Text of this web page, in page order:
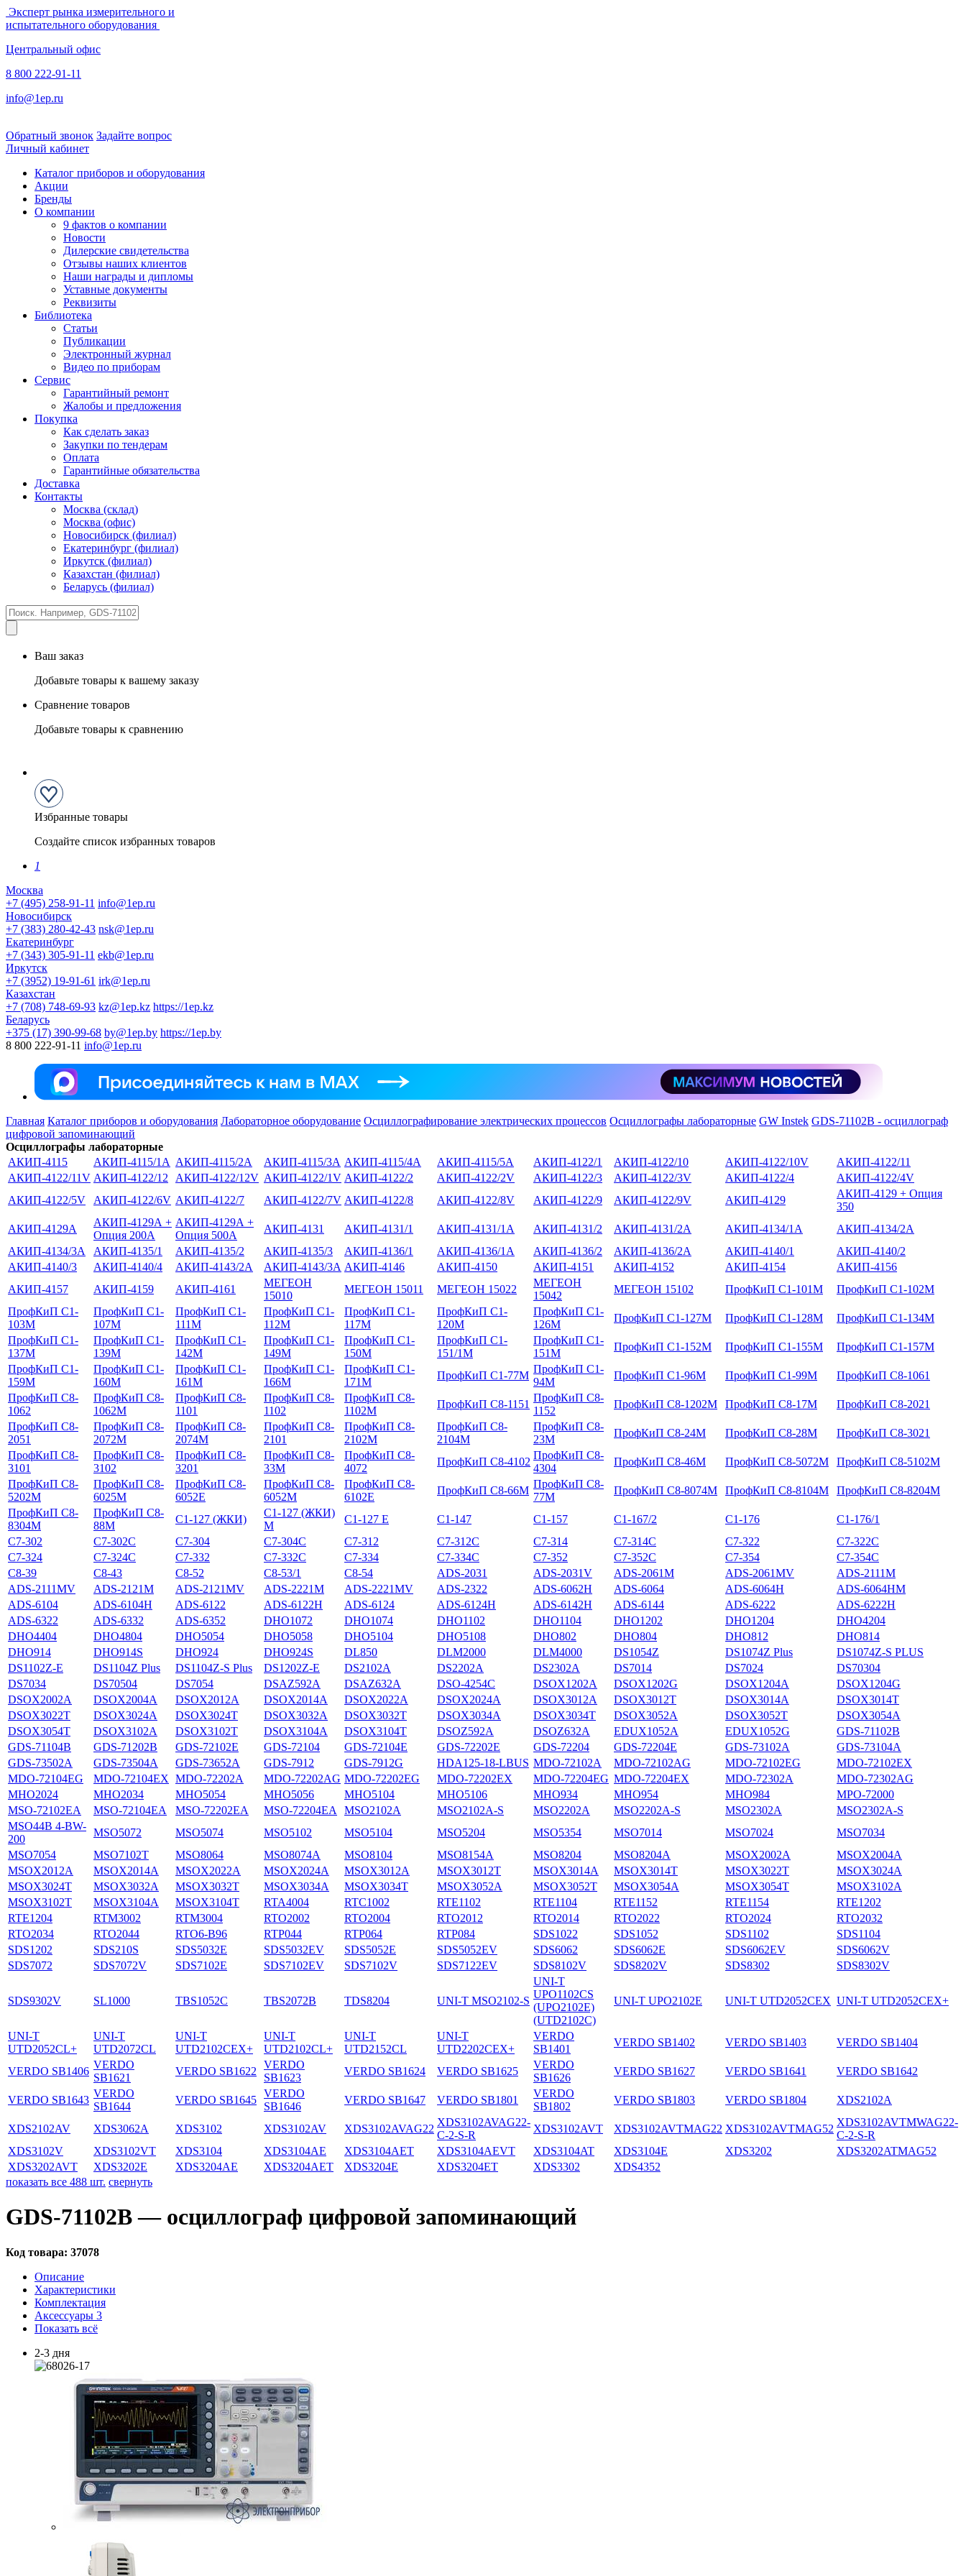
Эксперт рынка измерительного и
испытательного оборудования
Центральный офис
8 800 222-91-11
info@1ep.ru
Обратный звонок Задайте вопрос
Личный кабинет
Каталог приборов и оборудования
Акции
Бренды
О компании
9 фактов о компании
Новости
Дилерские свидетельства
Отзывы наших клиентов
Наши награды и дипломы
Уставные документы
Реквизиты
Библиотека
Статьи
Публикации
Электронный журнал
Видео по приборам
Сервис
Гарантийный ремонт
Жалобы и предложения
Покупка
Как сделать заказ
Закупки по тендерам
Оплата
Гарантийные обязательства
Доставка
Контакты
Москва (склад)
Москва (офис)
Новосибирск (филиал)
Екатеринбург (филиал)
Иркутск (филиал)
Казахстан (филиал)
Беларусь (филиал)
Ваш заказ
Добавьте товары к вашему заказу
Сравнение товаров
Добавьте товары к сравнению
Избранные товары
Создайте список избранных товаров
1
Москва
+7 (495) 258-91-11 info@1ep.ru
Новосибирск
+7 (383) 280-42-43 nsk@1ep.ru
Екатеринбург
+7 (343) 305-91-11 ekb@1ep.ru
Иркутск
+7 (3952) 19-91-61 irk@1ep.ru
Казахстан
+7 (708) 748-69-93 kz@1ep.kz https://1ep.kz
Беларусь
+375 (17) 390-99-68 by@1ep.by https://1ep.by
8 800 222-91-11 info@1ep.ru
Главная Каталог приборов и оборудования Лабораторное оборудование Осциллографирование электрических процессов Осциллографы лабораторные GW Instek GDS-71102B - осциллограф
цифровой запоминающий
Осциллографы лабораторные
АКИП-4115
АКИП-4115/1А АКИП-4115/2А АКИП-4115/3А АКИП-4115/4А АКИП-4115/5А АКИП-4122/1 АКИП-4122/10 АКИП-4122/10V
АКИП-4122/11
АКИП-4122/11V АКИП-4122/12 АКИП-4122/12V АКИП-4122/1V АКИП-4122/2 АКИП-4122/2V АКИП-4122/3 АКИП-4122/3V АКИП-4122/4
АКИП-4122/4V
АКИП-4122/5V
АКИП-4122/6V АКИП-4122/7 АКИП-4122/7V АКИП-4122/8 АКИП-4122/8V АКИП-4122/9 АКИП-4122/9V АКИП-4129
АКИП-4129 + Опция
350
АКИП-4129А
АКИП-4129А +
Опция 200А
АКИП-4129А +
Опция 500А
АКИП-4131 АКИП-4131/1 АКИП-4131/1А АКИП-4131/2 АКИП-4131/2А АКИП-4134/1А
АКИП-4134/2А
АКИП-4134/3А
АКИП-4135/1 АКИП-4135/2 АКИП-4135/3 АКИП-4136/1 АКИП-4136/1А АКИП-4136/2 АКИП-4136/2А АКИП-4140/1
АКИП-4140/2
АКИП-4140/3
АКИП-4140/4 АКИП-4143/2А АКИП-4143/3А АКИП-4146 АКИП-4150 АКИП-4151 АКИП-4152 АКИП-4154
АКИП-4156
АКИП-4157
АКИП-4159 АКИП-4161
МЕГЕОН
15010
МЕГЕОН 15011 МЕГЕОН 15022
МЕГЕОН
15042
МЕГЕОН 15102 ПрофКиП С1-101М
ПрофКиП С1-102М
ПрофКиП С1-
103М
ПрофКиП С1-
107М
ПрофКиП С1-
111М
ПрофКиП С1-
112М
ПрофКиП С1-
117М
ПрофКиП С1-
120М
ПрофКиП С1-
126М
ПрофКиП С1-127М ПрофКиП С1-128М
ПрофКиП С1-134М
ПрофКиП С1-
137М
ПрофКиП С1-
139М
ПрофКиП С1-
142М
ПрофКиП С1-
149М
ПрофКиП С1-
150М
ПрофКиП С1-
151/1М
ПрофКиП С1-
151М
ПрофКиП С1-152М ПрофКиП С1-155М
ПрофКиП С1-157М
ПрофКиП С1-
159М
ПрофКиП С1-
160М
ПрофКиП С1-
161М
ПрофКиП С1-
166М
ПрофКиП С1-
171М
ПрофКиП С1-77М
ПрофКиП С1-
94М
ПрофКиП С1-96М ПрофКиП С1-99М
ПрофКиП С8-1061
ПрофКиП С8-
1062
ПрофКиП С8-
1062М
ПрофКиП С8-
1101
ПрофКиП С8-
1102
ПрофКиП С8-
1102М
ПрофКиП С8-1151
ПрофКиП С8-
1152
ПрофКиП С8-1202М ПрофКиП С8-17М
ПрофКиП С8-2021
ПрофКиП С8-
2051
ПрофКиП С8-
2072М
ПрофКиП С8-
2074М
ПрофКиП С8-
2101
ПрофКиП С8-
2102М
ПрофКиП С8-
2104М
ПрофКиП С8-
23М
ПрофКиП С8-24М ПрофКиП С8-28М
ПрофКиП С8-3021
ПрофКиП С8-
3101
ПрофКиП С8-
3102
ПрофКиП С8-
3201
ПрофКиП С8-
33М
ПрофКиП С8-
4072
ПрофКиП С8-4102
ПрофКиП С8-
4304
ПрофКиП С8-46М ПрофКиП С8-5072М
ПрофКиП С8-5102М
ПрофКиП С8-
5202М
ПрофКиП С8-
6025М
ПрофКиП С8-
6052Е
ПрофКиП С8-
6052М
ПрофКиП С8-
6102Е
ПрофКиП С8-66М
ПрофКиП С8-
77М
ПрофКиП С8-8074М ПрофКиП С8-8104М
ПрофКиП С8-8204М
ПрофКиП С8-
8304М
ПрофКиП С8-
88М
С1-127 (ЖКИ)
С1-127 (ЖКИ)
М
С1-127 Е С1-147 С1-157 С1-167/2 С1-176
С1-176/1
С7-302
С7-302С С7-304 С7-304С С7-312 С7-312С С7-314 С7-314С С7-322
С7-322С
С7-324
С7-324С С7-332 С7-332С С7-334 С7-334С С7-352 С7-352С С7-354
С7-354С
С8-39
С8-43 С8-52 С8-53/1 С8-54 ADS-2031 ADS-2031V ADS-2061M ADS-2061MV
ADS-2111M
ADS-2111MV
ADS-2121M ADS-2121MV ADS-2221M ADS-2221MV ADS-2322 ADS-6062H ADS-6064 ADS-6064H
ADS-6064HM
ADS-6104
ADS-6104H ADS-6122 ADS-6122H ADS-6124 ADS-6124H ADS-6142H ADS-6144 ADS-6222
ADS-6222H
ADS-6322
ADS-6332 ADS-6352 DHO1072 DHO1074 DHO1102 DHO1104 DHO1202 DHO1204
DHO4204
DHO4404
DHO4804 DHO5054 DHO5058 DHO5104 DHO5108 DHO802 DHO804 DHO812
DHO814
DHO914
DHO914S DHO924 DHO924S DL850 DLM2000 DLM4000 DS1054Z DS1074Z Plus
DS1074Z-S PLUS
DS1102Z-E
DS1104Z Plus DS1104Z-S Plus DS1202Z-E DS2102А DS2202A DS2302A DS7014 DS7024
DS70304
DS7034
DS70504 DS7054 DSAZ592A DSAZ632A DSO-4254C DSOX1202A DSOX1202G DSOX1204A
DSOX1204G
DSOX2002A
DSOX2004A DSOX2012A DSOX2014A DSOX2022A DSOX2024A DSOX3012A DSOX3012T DSOX3014A
DSOX3014T
DSOX3022T
DSOX3024A DSOX3024T DSOX3032A DSOX3032T DSOX3034A DSOX3034T DSOX3052A DSOX3052T
DSOX3054A
DSOX3054T
DSOX3102A DSOX3102T DSOX3104A DSOX3104T DSOZ592A DSOZ632A EDUX1052A EDUX1052G
GDS-71102B
GDS-71104B
GDS-71202B GDS-72102E GDS-72104 GDS-72104E GDS-72202E GDS-72204 GDS-72204E GDS-73102A
GDS-73104A
GDS-73502A
GDS-73504A GDS-73652A GDS-7912 GDS-7912G HDA125-18-LBUS MDO-72102A MDO-72102AG MDO-72102EG
MDO-72102EX
MDO-72104EG
MDO-72104EX MDO-72202A MDO-72202AG MDO-72202EG MDO-72202EX MDO-72204EG MDO-72204EX MDO-72302A
MDO-72302AG
MHO2024
MHO2034 MHO5054 MHO5056 MHO5104 MHO5106 MHO934 MHO954 MHO984
MPO-72000
MSO-72102EA
MSO-72104EA MSO-72202EA MSO-72204EA MSO2102A MSO2102A-S MSO2202A MSO2202A-S MSO2302A
MSO2302A-S
MSO44B 4-BW-
200
MSO5072 MSO5074 MSO5102 MSO5104 MSO5204 MSO5354 MSO7014 MSO7024
MSO7034
MSO7054
MSO7102T MSO8064 MSO8074A MSO8104 MSO8154A MSO8204 MSO8204A MSOX2002A
MSOX2004A
MSOX2012A
MSOX2014A MSOX2022A MSOX2024A MSOX3012A MSOX3012T MSOX3014A MSOX3014T MSOX3022T
MSOX3024A
MSOX3024T
MSOX3032A MSOX3032T MSOX3034A MSOX3034T MSOX3052A MSOX3052T MSOX3054A MSOX3054T
MSOX3102A
MSOX3102T
MSOX3104A MSOX3104T RTA4004 RTC1002 RTE1102 RTE1104 RTE1152 RTE1154
RTE1202
RTE1204
RTM3002 RTM3004 RTO2002 RTO2004 RTO2012 RTO2014 RTO2022 RTO2024
RTO2032
RTO2034
RTO2044 RTO6-B96 RTP044 RTP064 RTP084 SDS1022 SDS1052 SDS1102
SDS1104
SDS1202
SDS210S SDS5032E SDS5032EV SDS5052E SDS5052EV SDS6062 SDS6062E SDS6062EV
SDS6062V
SDS7072
SDS7072V SDS7102E SDS7102EV SDS7102V SDS7122EV SDS8102V SDS8202V SDS8302 SDS8302V
SDS9302V SL1000 TBS1052C TBS2072B TDS8204 UNI-T MSO2102-S
UNI-T
UPO1102CS
(UPO2102E)
(UTD2102C)
UNI-T UPO2102E UNI-T UTD2052CEX UNI-T UTD2052CEX+
UNI-T
UTD2052CL+
UNI-T
UTD2072CL
UNI-T
UTD2102CEX+
UNI-T
UTD2102CL+
UNI-T
UTD2152CL
UNI-T
UTD2202CEX+
VERDO
SB1401
VERDO SB1402 VERDO SB1403 VERDO SB1404
VERDO SB1406
VERDO
SB1621
VERDO SB1622
VERDO
SB1623
VERDO SB1624 VERDO SB1625
VERDO
SB1626
VERDO SB1627 VERDO SB1641 VERDO SB1642
VERDO SB1643
VERDO
SB1644
VERDO SB1645
VERDO
SB1646
VERDO SB1647 VERDO SB1801
VERDO
SB1802
VERDO SB1803 VERDO SB1804 XDS2102A
XDS2102AV XDS3062A XDS3102 XDS3102AV XDS3102AVAG22
XDS3102AVAG22-
C-2-S-R
XDS3102AVT XDS3102AVTMAG22 XDS3102AVTMAG52
XDS3102AVTMWAG22-
C-2-S-R
XDS3102V
XDS3102VT XDS3104 XDS3104AE XDS3104AET XDS3104AEVT XDS3104AT XDS3104E XDS3202
XDS3202ATMAG52
XDS3202AVT
XDS3202E XDS3204AE XDS3204AET XDS3204E XDS3204ET XDS3302
XDS4352
показать все 488 шт. свернуть
GDS-71102B — осциллограф цифровой запоминающий
Код товара: 37078
Описание
Характеристики
Комплектация
Аксессуары 3
Показать всё
2-3 дня